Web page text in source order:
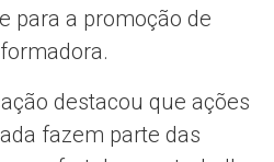
para a promoção de
destacou que ações
fazem parte das